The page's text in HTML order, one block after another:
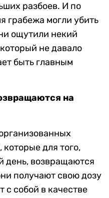
разбоев. И по
грабежа могли убить
ощутили некий
не давало
быть главным
на
для того,
день, возвращаются
получают свою дозу
с собой в качестве